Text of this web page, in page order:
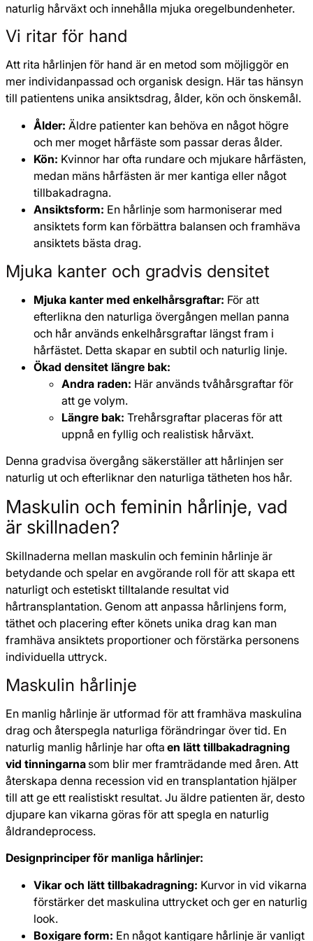
naturlig hårväxt och innehålla mjuka oregelbundenheter.
Vi ritar för hand
Att rita hårlinjen för hand är en metod som möjliggör en
mer individanpassad och organisk design. Här tas hänsyn
till patientens unika ansiktsdrag, ålder, kön och önskemål.
Ålder: Äldre patienter kan behöva en något högre
och mer moget hårfäste som passar deras ålder.
Kön: Kvinnor har ofta rundare och mjukare hårfästen,
medan mäns hårfästen är mer kantiga eller något
tillbakadragna.
Ansiktsform: En hårlinje som harmoniserar med
ansiktets form kan förbättra balansen och framhäva
ansiktets bästa drag.
Mjuka kanter och gradvis densitet
Mjuka kanter med enkelhårsgraftar: För att
efterlikna den naturliga övergången mellan panna
och hår används enkelhårsgraftar längst fram i
hårfästet. Detta skapar en subtil och naturlig linje.
Ökad densitet längre bak:
Andra raden: Här används tvåhårsgraftar för
att ge volym.
Längre bak: Trehårsgraftar placeras för att
uppnå en fyllig och realistisk hårväxt.
Denna gradvisa övergång säkerställer att hårlinjen ser
naturlig ut och efterliknar den naturliga tätheten hos hår.
Maskulin och feminin hårlinje, vad
är skillnaden?
Skillnaderna mellan maskulin och feminin hårlinje är
betydande och spelar en avgörande roll för att skapa ett
naturligt och estetiskt tilltalande resultat vid
hårtransplantation. Genom att anpassa hårlinjens form,
täthet och placering efter könets unika drag kan man
framhäva ansiktets proportioner och förstärka personens
individuella uttryck.
Maskulin hårlinje
En manlig hårlinje är utformad för att framhäva maskulina
drag och återspegla naturliga förändringar över tid. En
naturlig manlig hårlinje har ofta en lätt tillbakadragning
vid tinningarna som blir mer framträdande med åren. Att
återskapa denna recession vid en transplantation hjälper
till att ge ett realistiskt resultat. Ju äldre patienten är, desto
djupare kan vikarna göras för att spegla en naturlig
åldrandeprocess.
Designprinciper för manliga hårlinjer:
Vikar och lätt tillbakadragning: Kurvor in vid vikarna
förstärker det maskulina uttrycket och ger en naturlig
look.
Boxigare form: En något kantigare hårlinje är vanligt